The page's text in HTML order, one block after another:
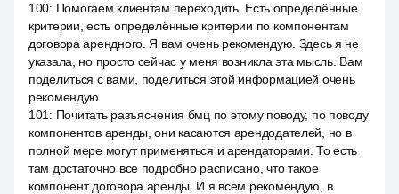
100: Помогаем клиентам переходить. Есть определённые
критерии, есть определённые критерии по компонентам
договора арендного. Я вам очень рекомендую. Здесь я не
указала, но просто сейчас у меня возникла эта мысль. Вам
поделиться с вами, поделиться этой информацией очень
рекомендую
101 : Почитать разъяснения бмц по этому поводу, по поводу
компонентов аренды, они касаются арендодателей, но в
полной мере могут применяться и арендаторами. То есть
там достаточно все подробно расписано, что такое
компонент договора аренды. И я всем рекомендую, в